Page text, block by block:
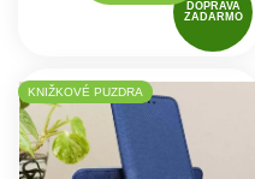
DOPRAVA
ZADARMO
KNIŽKOVÉ PUZDRA